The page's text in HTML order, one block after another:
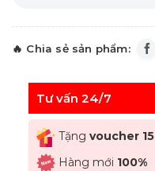
Tư vấn 24/7
Tặng voucher
Hàng mới 100%